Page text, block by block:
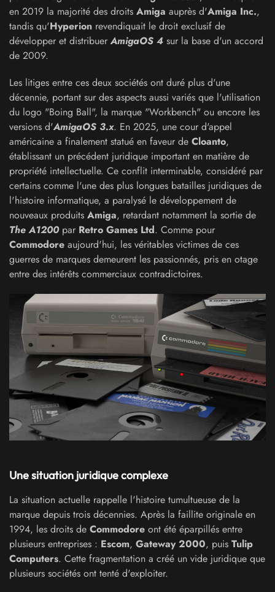
en 2019 la majorité des droits Amiga auprès d'Amiga Inc.,
tandis qu'Hyperion revendiquait le droit exclusif de
développer et distribuerAmigaOS 4 sur la base d'un accord
de 2009.
Les litiges entre ces deux sociétés ont duré plus d'une
décennie, portant sur des aspects aussi variés que l'utilisation
du logo "Boing Ball", la marque "Workbench" ou encore les
versions d'AmigaOS 3.x. En 2025, une cour d'appel
américaine a finalement statué en faveur de Cloanto,
établissant un précédent juridique important en matière de
propriété intellectuelle. Ce conflit interminable, considéré par
certains comme l'une des plus longues batailles juridiques de
l'histoire informatique, a paralysé le développement de
nouveaux produits Amiga, retardant notamment la sortie de
The A1200par Retro Games Ltd. Comme pour
Commodore aujourd'hui, les véritables victimes de ces
guerres de marques demeurent les passionnés, pris en otage
entre des intérêts commerciaux contradictoires.
Une situation juridique complexe
La situation actuelle rappelle l'histoire tumultueuse de la
marque depuis trois décennies. Après la faillite originale en
1994, les droits de Commodore ont été éparpillés entre
plusieurs entreprises : Escom, Gateway 2000, puis Tulip
Computers. Cette fragmentation a créé un vide juridique que
plusieurs sociétés ont tenté d'exploiter.